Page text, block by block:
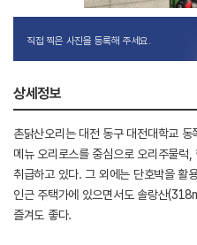
직접 찍은 사진을 등록해 주세요.
상세정보
촌닭산오리는 대전 동구 대전대학교
메뉴 오리로스를 중심으로 오리주물럭
취급하고 있다. 그 외에는 단호박을 활
인근 주택가에 있으면서도 솔랑산
즐겨도 좋다.
촌닭산오리는 동부로를 통해 접근할